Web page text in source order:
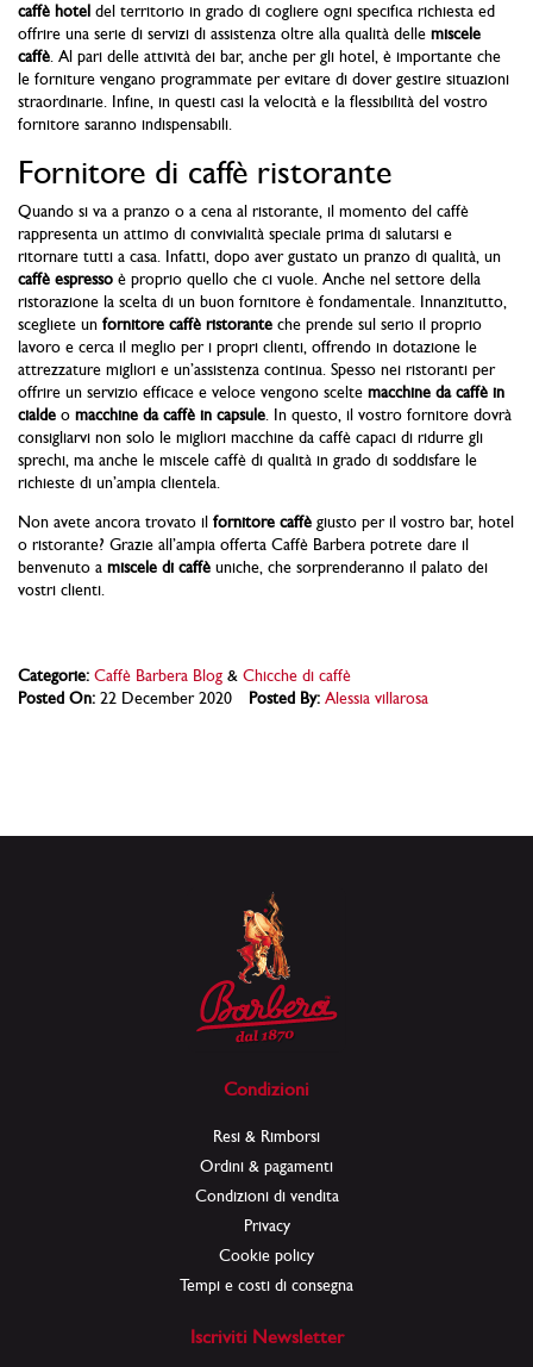
caffè hotel del territorio in grado di cogliere ogni specifica richiesta ed
offrire una serie di servizi di assistenza oltre alla qualità delle miscele
caffè. Al pari delle attività dei bar, anche per gli hotel, è importante che
le forniture vengano programmate per evitare di dover gestire situazioni
straordinarie. Infine, in questi casi la velocità e la flessibilità del vostro
fornitore saranno indispensabili.
Fornitore di caffè ristorante
Quando si va a pranzo o a cena al ristorante, il momento del caffè
rappresenta un attimo di convivialità speciale prima di salutarsi e
ritornare tutti a casa. Infatti, dopo aver gustato un pranzo di qualità, un
caffè espresso è proprio quello che ci vuole. Anche nel settore della
ristorazione la scelta di un buon fornitore è fondamentale. Innanzitutto,
scegliete un fornitore caffè ristorante che prende sul serio il proprio
lavoro e cerca il meglio per i propri clienti, offrendo in dotazione le
attrezzature migliori e un’assistenza continua. Spesso nei ristoranti per
offrire un servizio efficace e veloce vengono scelte macchine da caffè in
cialde o macchine da caffè in capsule. In questo, il vostro fornitore dovrà
consigliarvi non solo le migliori macchine da caffè capaci di ridurre gli
sprechi, ma anche le miscele caffè di qualità in grado di soddisfare le
richieste di un’ampia clientela.
Non avete ancora trovato il fornitore caffè giusto per il vostro bar, hotel
o ristorante? Grazie all’ampia offerta Caffè Barbera potrete dare il
benvenuto a miscele di caffè uniche, che sorprenderanno il palato dei
vostri clienti.
Categorie: Caffè Barbera Blog & Chicche di caffè
Posted On: 22 December 2020 Posted By: Alessia villarosa
Condizioni
Resi & Rimborsi
Ordini & pagamenti
Condizioni di vendita
Privacy
Cookie policy
Tempi e costi di consegna
Iscriviti Newsletter